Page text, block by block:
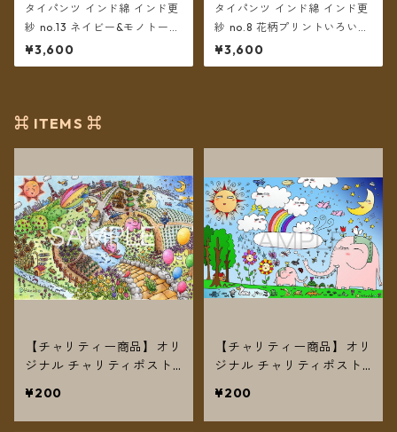
タイパンツ インド綿 インド更
紗 no.13 ネイビー&モノトーン
フラワープリント 3タイプ全4
カラー ロング丈【メール便送
¥3,600
タイパンツ インド綿 インド更
紗 no.8 花柄プリントいろいろ
7タイプ ロング丈【メール便送
料無料】
¥3,600
⌘ ITEMS ⌘
【チャリティー商品】オリ
ジナル チャリティポスト
2～
¥200
【チャリティー商品】オリ
ジナル チャリティポスト
～
¥200